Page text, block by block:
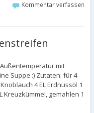
Kommentar verfassen
mit
Suppe :) Zutaten: für 4
4 EL Erdnussöl 1
Kreuzkümmel, gemahlen 1